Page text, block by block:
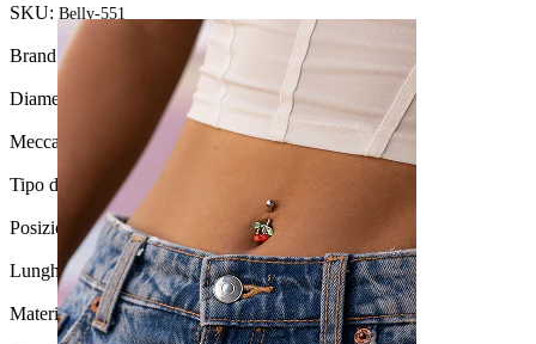
SKU: Belly-551
Brand:Bodymod Premium
Diametro del filo: 1.6 mm
Meccanismo di chiusura: Filettatura interna
Tipo di gioiello: Barbell
Posizione:Ombelico
Lunghezza:10 mm
Materiale:Titanio